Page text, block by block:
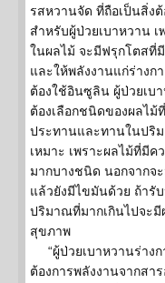
รสหวานจัด ที่ถือเป็นสิ่งต้
สำหรับผู้ป่วยเบาหวาน เ
ในผลไม้ จะมีฟรุกโตสที่
และให้พลังงานแก่ร่างก
ต้องใช้อินซูลิน ผู้ป่วยเบ
ต้องเลือกชนิดของผลไม้
ประทานและทานในปริ
เหมาะ เพราะผลไม้ที่มีค
มากบางชนิด นอกจากจ
แล้วยังมีไขมันด้วย ถ้ารั
ปริมาณที่มากเกินไปจะมี
สุขภาพ
“ผู้ป่วยเบาหวานร่างก
ต้องการพลังงานจากสา